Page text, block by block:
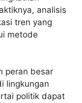
analisis
tren yang
metode
peran besar
lingkungan
politik dapat